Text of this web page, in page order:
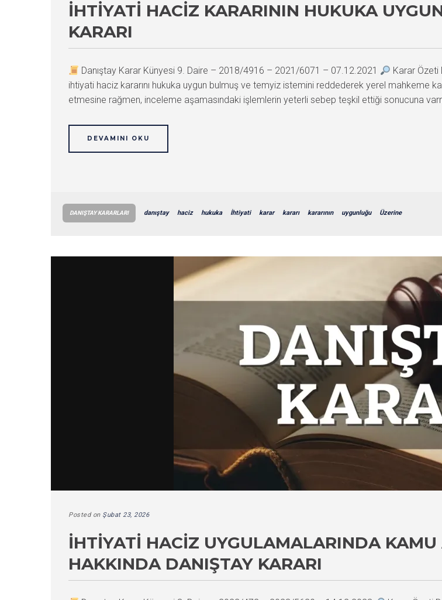
İHTIYATI HACIZ KARARININ HUKUKA
KARARI
Danıştay Karar Künyesi 9. Daire – 2018/4916 – 2021/6071 – 07.12.2021
Karar Özeti
ihtiyati haciz kararını hukuka uygun bulmuş ve temyiz istemini reddederek yerel mahkeme
etmesine rağmen, inceleme aşamasındaki işlemlerin yeterli sebep teşkil ettiği sonucuna
DEVAMINI OKU
DANIŞTAY KARARLARI danıştay haciz hukuka İhtiyati karar kararı kararının uygunluğu Üzerine
Posted on Şubat 23, 2026
İHTIYATI HACIZ UYGULAMALARINDA
HAKKINDA DANIŞTAY KARARI